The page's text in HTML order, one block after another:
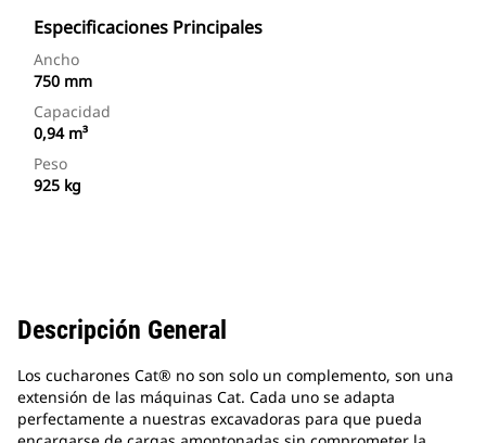
Especificaciones Principales
Ancho
750 mm
Capacidad
0,94 m³
Peso
925 kg
Descripción General
Los cucharones Cat® no son solo un complemento, son una
extensión de las máquinas Cat. Cada uno se adapta
perfectamente a nuestras excavadoras para que pueda